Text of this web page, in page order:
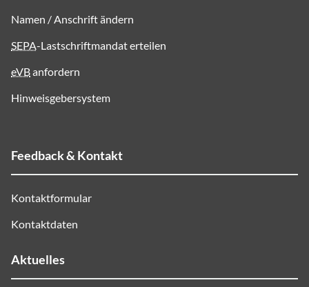
Namen / Anschrift ändern
SEPA-Lastschriftmandat erteilen
eVBanfordern
Hinweisgebersystem
Feedback & Kontakt
Kontaktformular
Kontaktdaten
Aktuelles